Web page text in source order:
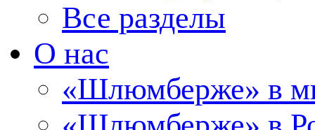
Все разделы
О нас
«Шлюмберже» в